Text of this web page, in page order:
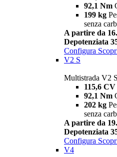
92,1 Nm
199 kg
senza
A partire da
Depotenziata
Configura
V2 S
Multistrada V2 S
115,6 CV
92,1 Nm
202 kg
senza
A partire da
Depotenziata
Configura
V4